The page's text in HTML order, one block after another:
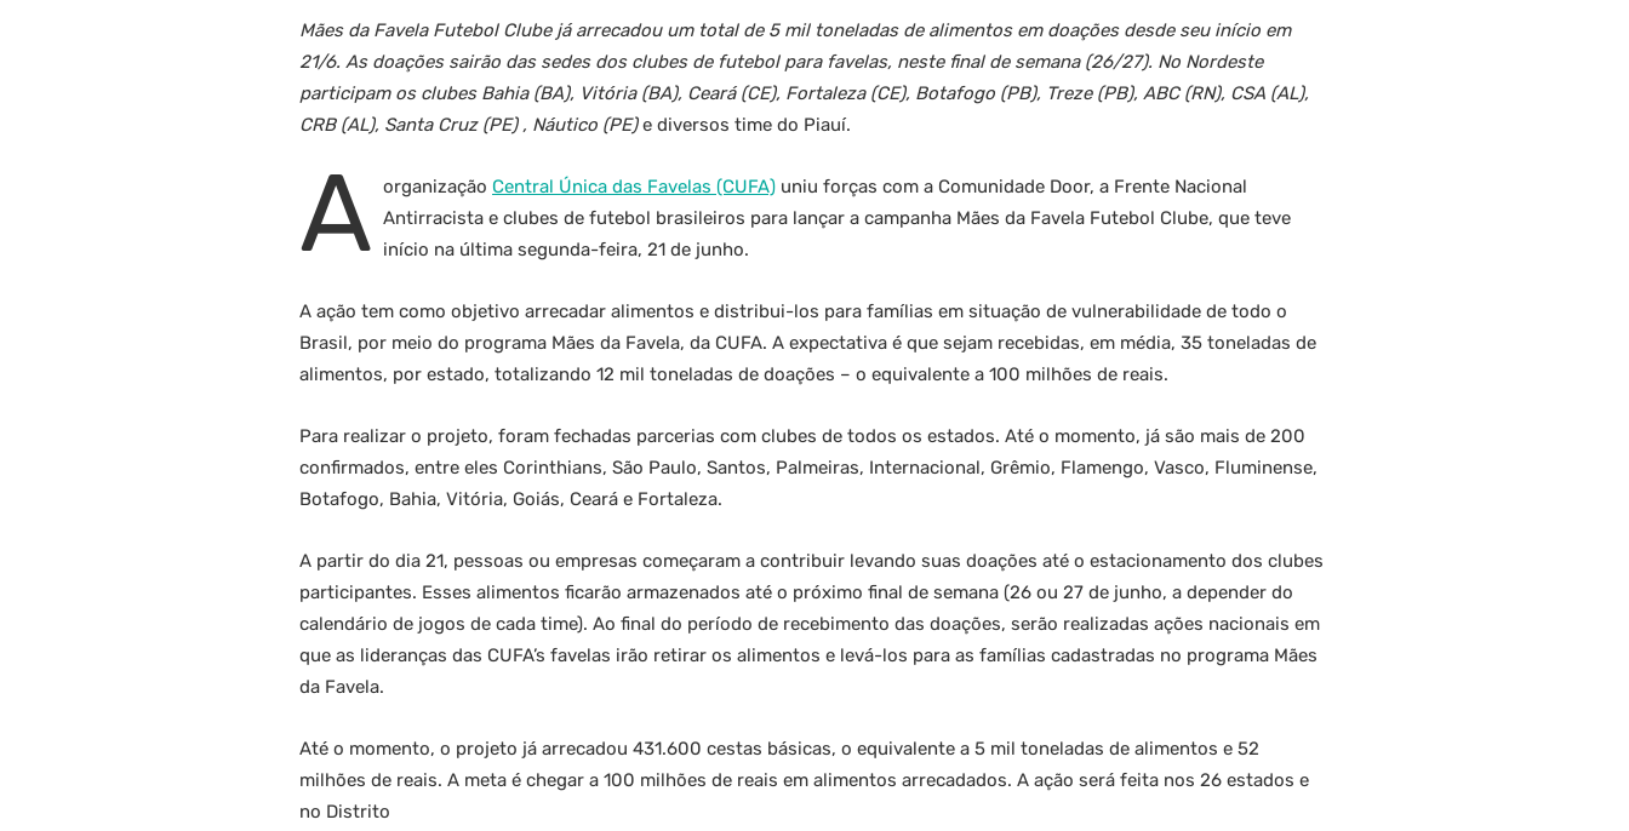
Mães da Favela Futebol Clube já arrecadou um total de 5 mil toneladas de alimentos em doações desde seu início em
21/6. As doações sairão das sedes dos clubes de futebol para favelas, neste final de semana (26/27). No Nordeste
participam os clubes Bahia (BA), Vitória (BA), Ceará (CE), Fortaleza (CE), Botafogo (PB), Treze (PB), ABC (RN), CSA (AL),
CRB (AL), Santa Cruz (PE) , Náutico (PE)e diversos time do Piauí.
A organização Central Única das Favelas (CUFA) uniu forças com a Comunidade Door, a Frente Nacional
Antirracista e clubes de futebol brasileiros para lançar a campanha Mães da Favela Futebol Clube, que teve
início na última segunda-feira, 21 de junho.
A ação tem como objetivo arrecadar alimentos e distribui-los para famílias em situação de vulnerabilidade de todo o
Brasil, por meio do programa Mães da Favela, da CUFA. A expectativa é que sejam recebidas, em média, 35 toneladas de
alimentos, por estado, totalizando 12 mil toneladas de doações – o equivalente a 100 milhões de reais.
Para realizar o projeto, foram fechadas parcerias com clubes de todos os estados. Até o momento, já são mais de 200
confirmados, entre eles Corinthians, São Paulo, Santos, Palmeiras, Internacional, Grêmio, Flamengo, Vasco, Fluminense,
Botafogo, Bahia, Vitória, Goiás, Ceará e Fortaleza.
A partir do dia 21, pessoas ou empresas começaram a contribuir levando suas doações até o estacionamento dos clubes
participantes. Esses alimentos ficarão armazenados até o próximo final de semana (26 ou 27 de junho, a depender do
calendário de jogos de cada time). Ao final do período de recebimento das doações, serão realizadas ações nacionais em
que as lideranças das CUFA’s favelas irão retirar os alimentos e levá-los para as famílias cadastradas no programa Mães
da Favela.
Até o momento, o projeto já arrecadou 431.600 cestas básicas, o equivalente a 5 mil toneladas de alimentos e 52
milhões de reais. A meta é chegar a 100 milhões de reais em alimentos arrecadados. A ação será feita nos 26 estados e
no Distrito